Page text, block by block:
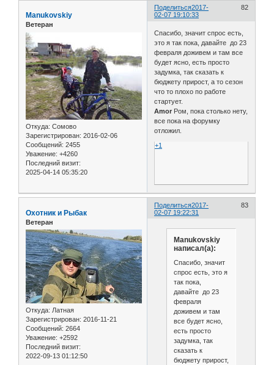
Поделиться 82
2017-
02-07 19:10:33
Manukovskiy
Ветеран
Откуда: Сомово
Зарегистрирован: 2016-02-06
Сообщений: 2455
Уважение: +4260
Последний визит:
2025-04-14 05:35:20
Спасибо, значит спрос есть,
это я так пока, давайте до 23
февраля доживем и там все
будет ясно, есть просто
задумка, так сказать к
бюджету прирост, а то сезон
что то плохо по работе
стартует.
Amor Ром, пока столько нету,
все пока на форумку
отложил.
+1
Поделиться 83
2017-
02-07 19:22:31
Охотник и Рыбак
Ветеран
Откуда: Латная
Зарегистрирован: 2016-11-21
Сообщений: 2664
Уважение: +2592
Последний визит:
2022-09-13 01:12:50
Manukovskiy
написал(а):
Спасибо, значит
спрос есть, это я
так пока,
давайте до 23
февраля
доживем и там
все будет ясно,
есть просто
задумка, так
сказать к
бюджету прирост,